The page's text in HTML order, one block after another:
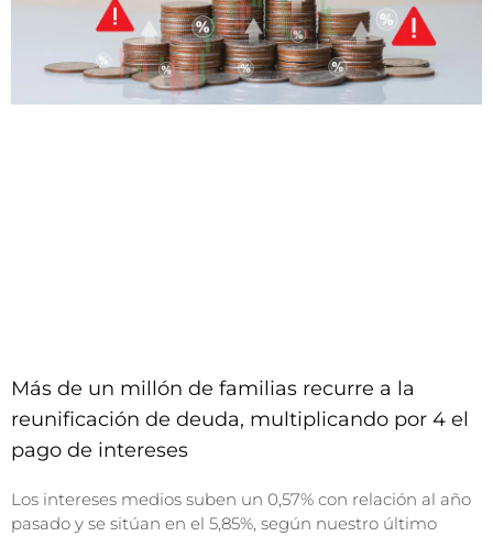
Más de un millón de familias recurre a la
reunificación de deuda, multiplicando por 4 el
pago de intereses
Los intereses medios suben un 0,57% con relación al año
pasado y se sitúan en el 5,85%, según nuestro último